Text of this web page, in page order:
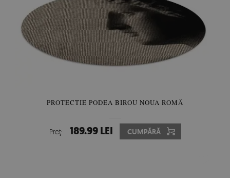
PROTECTIE PODEA BIROU NOUA ROMĂ
Preţ: 189.99 LEI CUMPĂRĂ